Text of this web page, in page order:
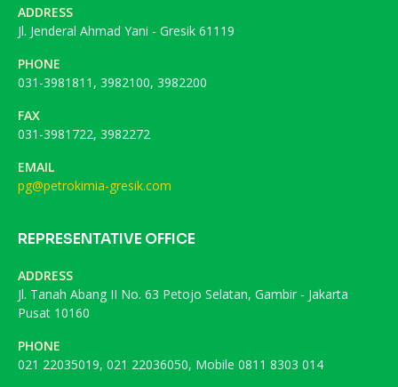
ADDRESS
Jl. Jenderal Ahmad Yani - Gresik 61119
PHONE
031-3981811, 3982100, 3982200
FAX
031-3981722, 3982272
EMAIL
pg@petrokimia-gresik.com
REPRESENTATIVE OFFICE
ADDRESS
Jl. Tanah Abang II No. 63 Petojo Selatan, Gambir - Jakarta
Pusat 10160
PHONE
021 22035019, 021 22036050, Mobile 0811 8303 014